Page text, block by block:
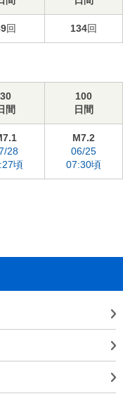
回 134回
30
間
100
日間
28
頃
M7.2
06/25
07:30頃